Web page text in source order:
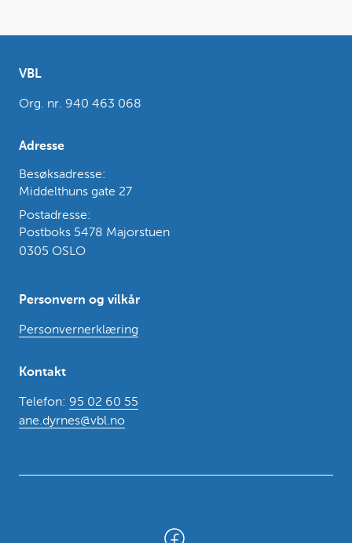
VBL
Org. nr. 940 463 068
Adresse
Besøksadresse:
Middelthuns gate 27
Postadresse:
Postboks 5478 Majorstuen
0305 OSLO
Personvern og vilkår
Personvernerklæring
Kontakt
Telefon: 95 02 60 55
ane.dyrnes@vbl.no